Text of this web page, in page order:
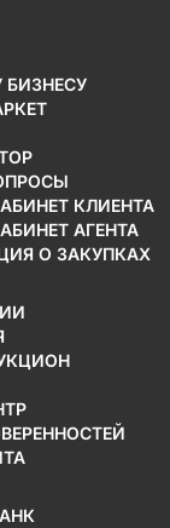
БИЗНЕСУ
КЛИЕНТА
АГЕНТА
О ЗАКУПКАХ